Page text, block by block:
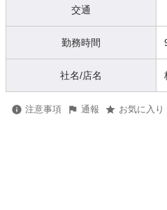
交通
勤務時間
社名/店名
注意事項 通報 お気に入り